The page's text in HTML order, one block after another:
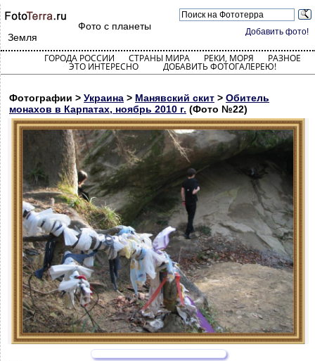
Добавить фото!
Фото с планеты
Земля
ГОРОДА РОССИИ СТРАНЫ МИРА РЕКИ, МОРЯ РАЗНОЕ
ЭТО ИНТЕРЕСНО ДОБАВИТЬ ФОТОГАЛЕРЕЮ!
Фотографии > Украина > Манявский скит > Обитель
монахов в Карпатах, ноябрь 2010 г. (Фото №22)